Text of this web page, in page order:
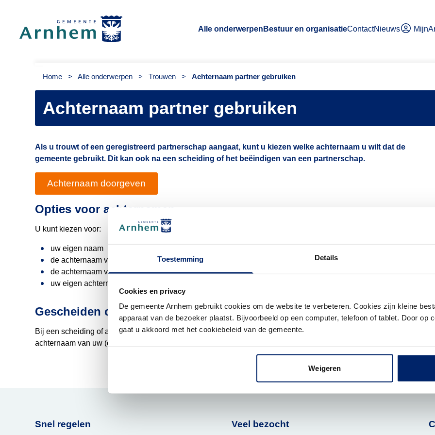
Toestemming Details
Cookies en privacy
De gemeente Arnhem gebruikt cookies om de website te verbeteren. Cookies zijn kleine
apparaat van de bezoeker plaatst. Bijvoorbeeld op een computer, telefoon of tablet. Door op
gaat u akkoord met het cookiebeleid van de gemeente.
Weigeren
Alle onderwerpen Bestuur en organisatieContactNieuws
Home > Alle onderwerpen > Trouwen > Achternaam partner gebruiken
Achternaam partner gebruiken
Als u trouwt of een geregistreerd partnerschap aangaat, kunt u kiezen welke achternaam u wilt dat de
gemeente gebruikt. Dit kan ook na een scheiding of het beëindigen van een partnerschap.
Achternaam doorgeven
Opties voor achternamen
U kunt kiezen voor:
uw eigen naam
de achternaam van uw (ex-)partner
de achternaam van uw partner gevolgd door uw eigen achternaam
uw eigen achternaam gevolgd door de achternaam van uw partner.
Gescheiden of partner overleden
Bij een scheiding of als uw partner is overleden verandert uw naamgebruik niet automatisch. U mag namelijk de
achternaam van uw (ex-)partner blijven gebruiken totdat u hertrouwt of een geregistreerd partnerschap aangaat.
Snel regelen Veel bezocht